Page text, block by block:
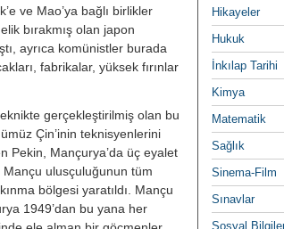
ve Mao’ya bağlı birlikler
bırak­mış olan japon
ayrıca komünistler bura­da
fabrikalar, yüksek fırınlar
gerçekleştirilmiş olan bu
Çin’inin teknis­yenlerini
Pekin, Mançurya’da üç eyalet
ulusçuluğunun tüm
bölgesi yaratıldı. Mançu
1949’dan bu yana her
Hikayeler
Hukuk
İnkılap Tarihi
Kimya
Matematik
Sağlık
Sinema-Film
Sınavlar
Sosyal